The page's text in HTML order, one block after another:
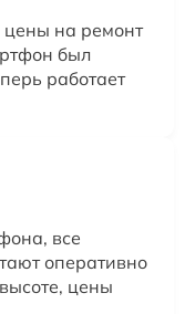
на ремонт
был
работает
все
оперативно
цены